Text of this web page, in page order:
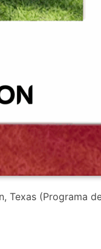
Texas (Programa